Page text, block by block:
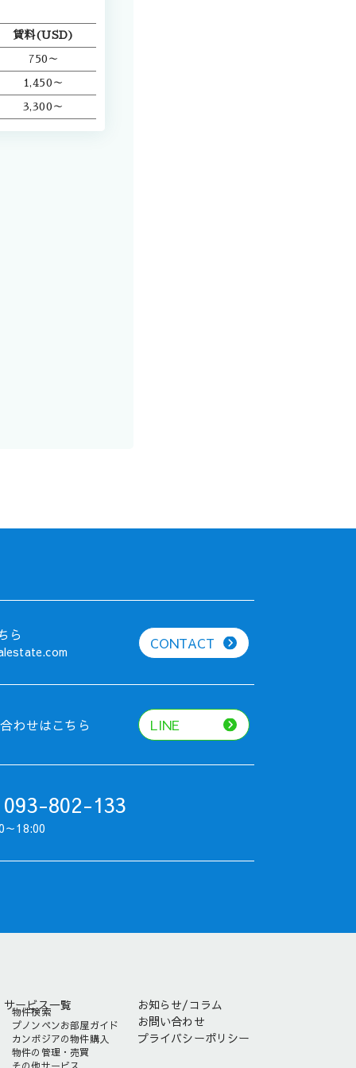
賃料(USD)
750～
1,450～
3,300～
ら CONTACT
わせはこちら LINE
802-133
～18:00
サービス一覧
物件検索
プノンペンお部屋ガイド
カンボジアの物件購入
物件の管理・売買
お知らせ/コラム
お問い合わせ
プライバシーポリシー